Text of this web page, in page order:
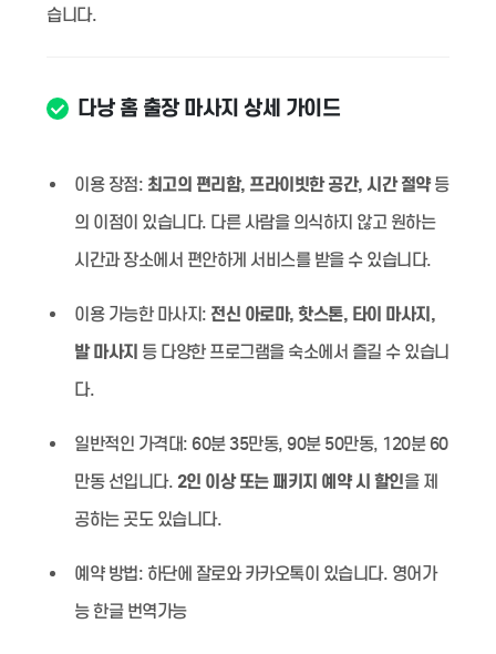
습니다.
다낭 홈 출장 마사지 상세 가이드
이용 장점: 최고의 편리함, 프라이빗한 공간, 시간 절약등
의 이점이 있습니다. 다른 사람을 의식하지 않고 원하는
시간과 장소에서 편안하게 서비스를 받을 수 있습니다.
이용 가능한 마사지: 전신 아로마, 핫스톤, 타이 마사지,
발 마사지 등 다양한 프로그램을 숙소에서 즐길 수 있습니
다.
일반적인 가격대: 60분 35만동, 90분 50만동, 120분 60
만동 선입니다. 2인 이상 또는 패키지 예약 시 할인을 제
공하는 곳도 있습니다.
예약 방법: 하단에 잘로와 카카오톡이 있습니다. 영어가
능 한글 번역가능